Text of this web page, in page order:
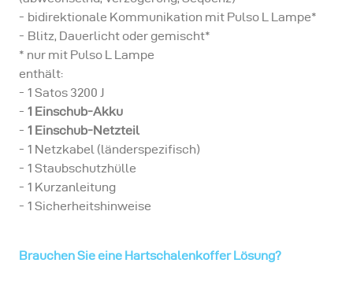
bidirektionale Kommunikation mit Pulso L Lampe*
Blitz, Dauerlicht oder gemischt*
* nur mit Pulso L Lampe
enthält:
1 Satos 3200 J
1 Einschub-Akku
1 Einschub-Netzteil
1 Netzkabel (länderspezifisch)
1 Staubschutzhülle
1 Kurzanleitung
1 Sicherheitshinweise
Brauchen Sie eine Hartschalenkoffer Lösung?